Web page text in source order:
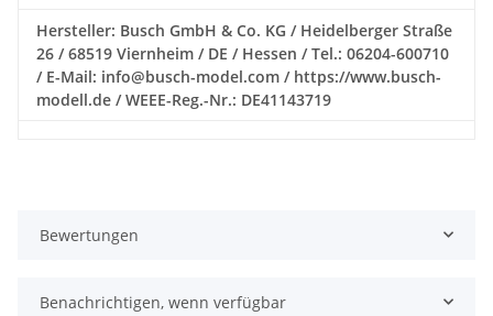
Hersteller: Busch GmbH & Co. KG / Heidelberger Straße
26 / 68519 Viernheim / DE / Hessen / Tel.: 06204-600710
/ E-Mail: info@busch-model.com / https://www.busch-
modell.de / WEEE-Reg.-Nr.: DE41143719
Bewertungen
Benachrichtigen, wenn verfügbar